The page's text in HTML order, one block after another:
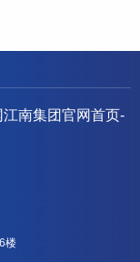
南集团官网首页-
楼